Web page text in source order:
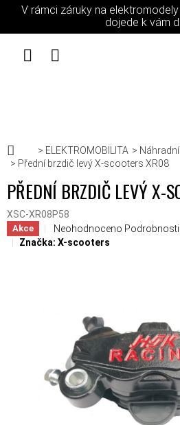
Přejít na obsah
V rámci záruky na
dojede k vám
Domů
ELEKTROMOBILITA
Přední brzdič levý X-scooters XR08
PŘEDNÍ BRZDIČ LEVÝ X-
XSC-XR08P58
Akce Průměrné hodnocení
Neohodnoceno
Značka: X-scooters